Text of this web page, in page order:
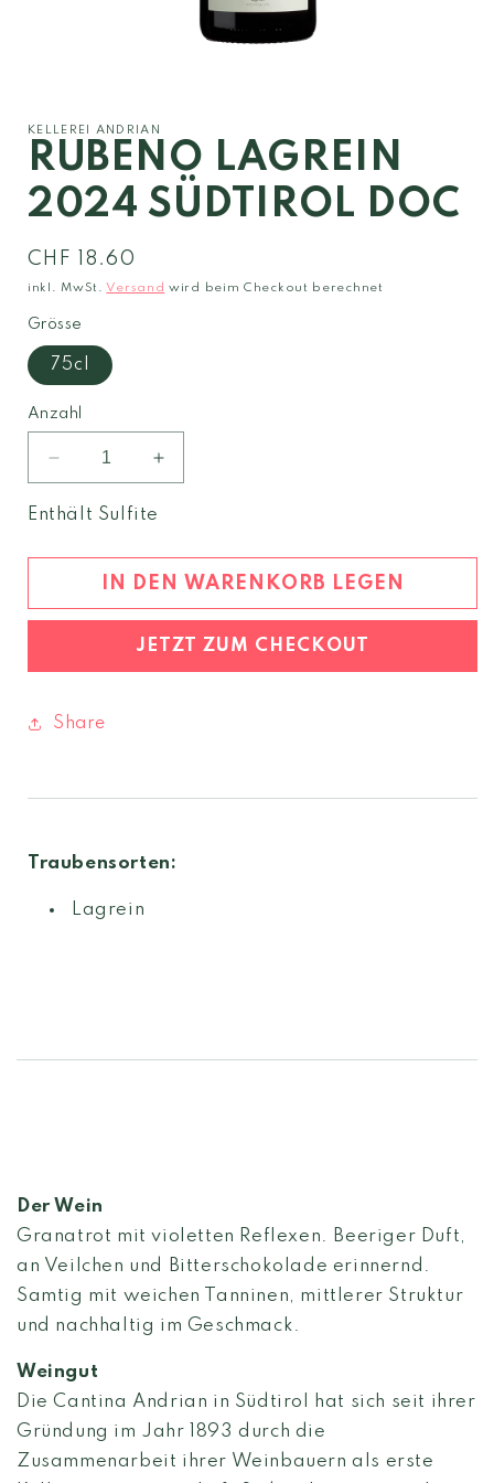
Modal
öffnen
KELLEREI ANDRIAN
RUBENO LAGREIN
2024 SÜDTIROL DOC
Normaler
Preis
CHF 18.60
inkl. MwSt.Versand wird beim Checkout berechnet
Grösse
75cl
Anzahl
Verringere
die
Menge
Rubeno
Lagrein
2024
Erhöhe
die
Rubeno
Lagrein
2024
DOC
Enthält Sulfite
IN DEN WARENKORB LEGEN
JETZT ZUM CHECKOUT
Share
Traubensorten:
Lagrein
Der Wein
Granatrot mit violetten Reflexen. Beeriger Duft,
an Veilchen und Bitterschokolade erinnernd.
Samtig mit weichen Tanninen, mittlerer Struktur
und nachhaltig im Geschmack.
Weingut
Die Cantina Andrian in Südtirol hat sich seit ihrer
Gründung im Jahr 1893 durch die
Zusammenarbeit ihrer Weinbauern als erste